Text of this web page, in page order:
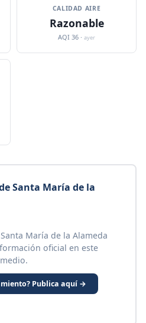
CALIDAD AIRE
Razonable
AQI 36 · ayer
Santa María de la
María de la Alameda
oficial en este
medio.
Publica aquí →